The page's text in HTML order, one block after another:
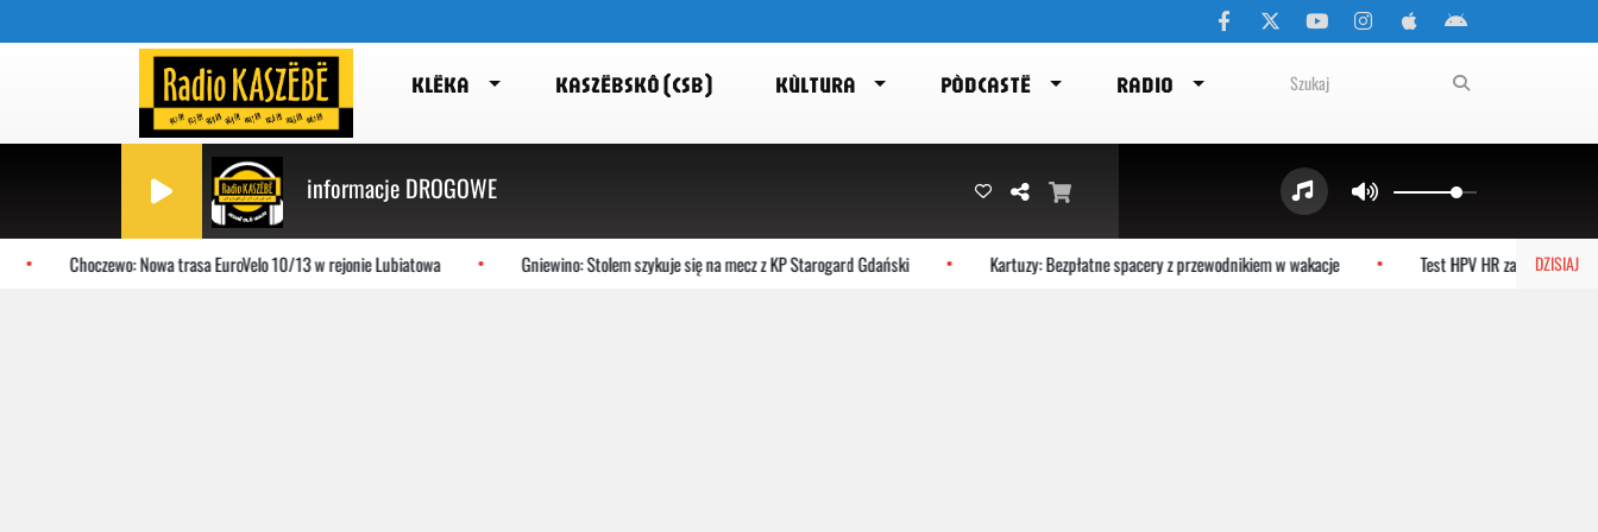
KLËKA KASZËBSKÔ (CSB) KÙLTURA PÒDCASTË RADIO
informacje DROGOWE
DZISIAJ
Choczewo: Nowa trasa EuroVelo 10/13 w rejonie Lubiatowa Gniewino: Stolem szykuje się na mecz z KP Starogard Gdański Kartuzy: Bezpłatne spacery z przewodnikiem w wakacje Test HPV HR zamiast